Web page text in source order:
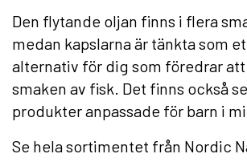
Den flytande oljan finns i flera
medan kapslarna är tänkta som
alternativ för dig som föredrar
smaken av fisk. Det finns också
produkter anpassade för barn i
Se hela sortimentet från Nordic